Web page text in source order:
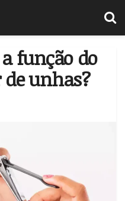
a função do
unhas?